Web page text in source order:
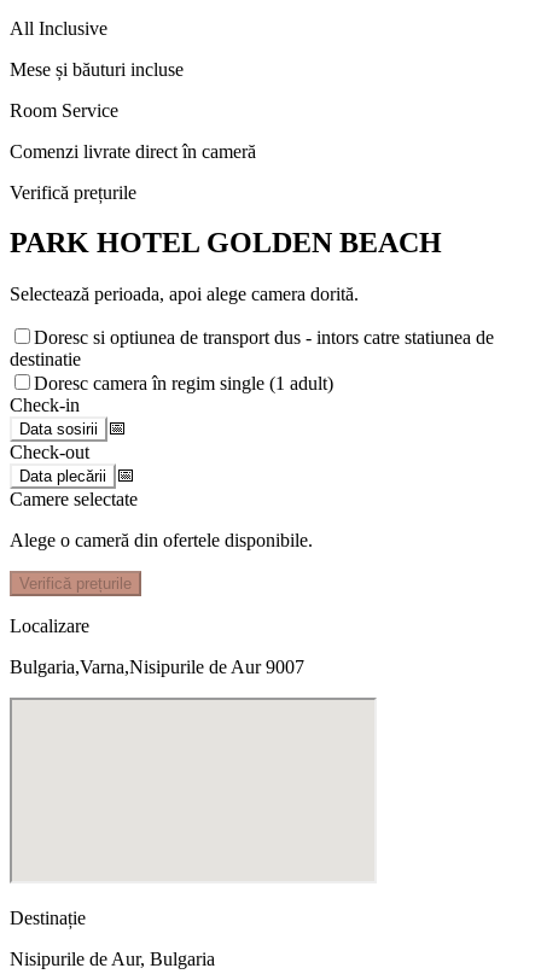
All Inclusive
Mese și băuturi incluse
Room Service
Comenzi livrate direct în cameră
Verifică prețurile
PARK HOTEL GOLDEN BEACH
Selectează perioada, apoi alege camera dorită.
Doresc si optiunea de transport dus - intors catre statiunea de
destinatie
Doresc camera în regim single (1 adult)
Check-in
Data sosirii
📅
Check-out
Data plecării
📅
Camere selectate
Alege o cameră din ofertele disponibile.
Verifică prețurile
Localizare
Bulgaria,Varna,Nisipurile de Aur 9007
Destinație
Nisipurile de Aur, Bulgaria